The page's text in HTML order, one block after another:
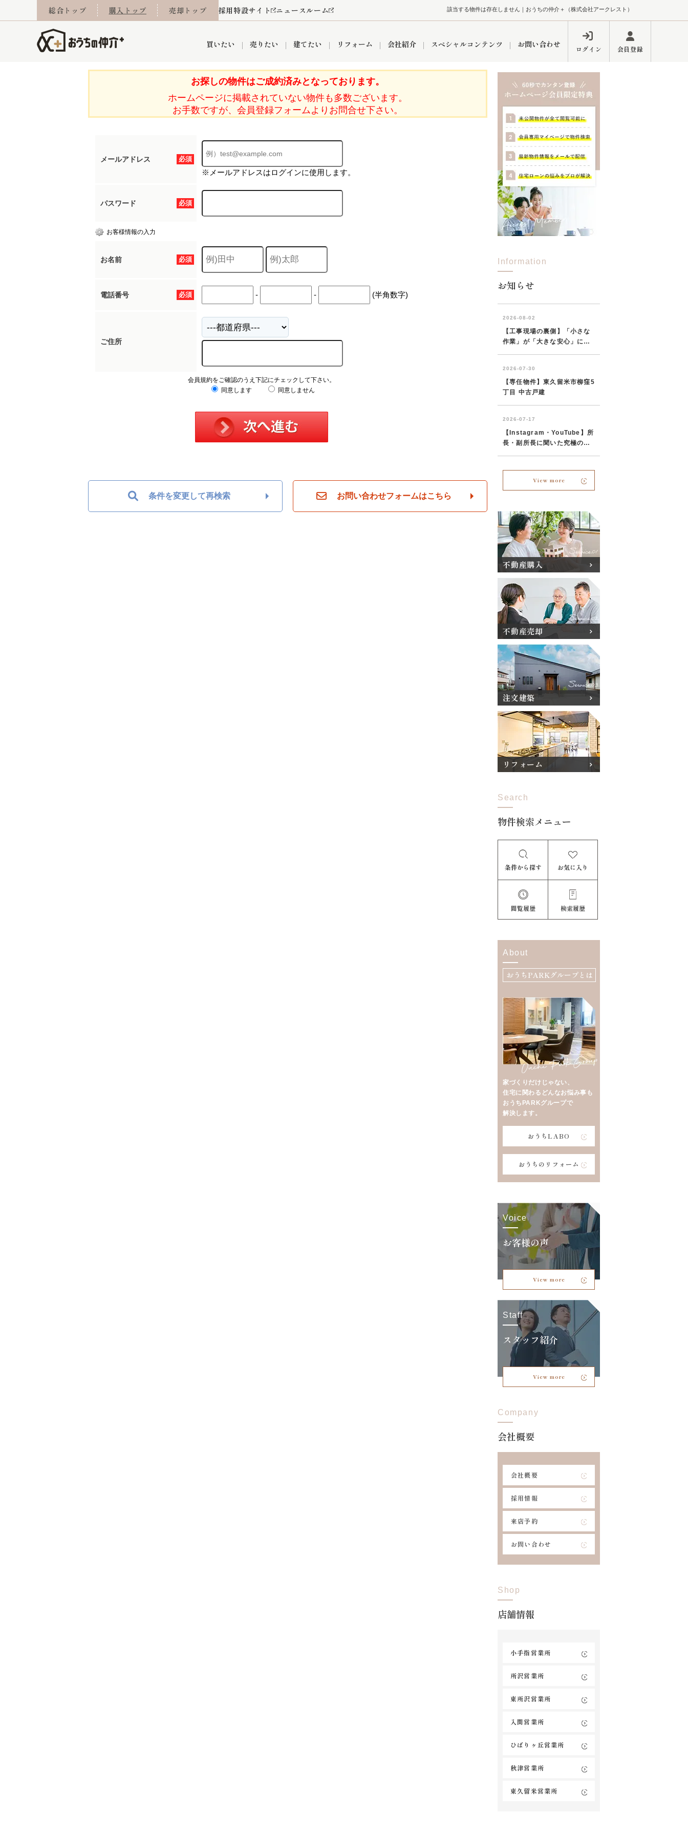
該当する物件は存在しません｜おうちの仲介＋（株式会社アークレスト）
総合トップ 購入トップ 売却トップ 採用特設サイト ニュースルーム
買いたい
学区から探す 町名から探す お気に入り 閲覧履歴
当社お預かり物件 グループ会社施工物件
当社提携金融機関 8代疾病保証付き住宅ローン
飯能市 狭山市 ふじみ野市 富士見市 東村山市
売りたい
売却査定実績 売却成功実績 よくある質問 売却コラム
住み替え 離婚
東村山市 入間市 狭山市 富士見市 練馬区
建てたい
建築事例
リフォーム
リフォーム事例 【埼玉】補助金・助成金 【東京】補助金・助成金
会社紹介
採用情報 お客様の声 創業の想い インフォメーション ブログ
小手指営業所 所沢営業所 東久留米営業所
おうちのリフォーム おうちパークグループの強み
スペシャルコンテンツ
マンションカタログ おうちパークくらぶ レンタルスペース
お問い合わせ
オンライン相談予約 売却査定依頼 なんでもご相談 プライバシーポリシー
ログイン 会員登録
お探しの物件はご成約済みとなっております。
ホームページに掲載されていない物件も多数ございます。
お手数ですが、会員登録フォームよりお問合せ下さい。
必須
メールアドレス
※メールアドレスはログインに使用します。
必須
パスワード
お客様情報の入力
必須
お名前
必須
電話番号 - - (半角数字)
ご住所
会員規約をご確認のうえ下記にチェックして下さい。
同意します
同意しません
条件を変更して再検索 お問い合わせフォームはこちら
Information
お知らせ
View more
不動産購入
不動産売却
注文建築
リフォーム
Search
物件検索メニュー
条件から探す お気に入り
閲覧履歴 検索履歴
About
おうちPARKグループとは
家づくりだけじゃない、
住宅に関わるどんなお悩み事も
おうちPARKグループで
解決します。
おうちLABO
おうちのリフォーム
Voice
お客様の声
View more
Staff
スタッフ紹介
View more
Company
会社概要
会社概要
採用情報
来店予約
お問い合わせ
Shop
店舗情報
小手指営業所
所沢営業所
東所沢営業所
入間営業所
ひばりヶ丘営業所
秋津営業所
東久留米営業所